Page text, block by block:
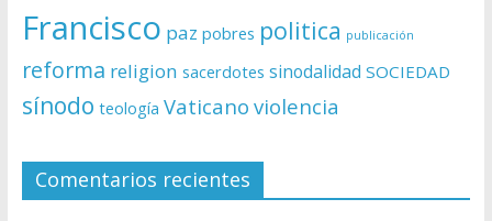
Francisco paz pobres politica publicación
reforma religion sacerdotes sinodalidad SOCIEDAD
sínodo teología Vaticano violencia
Comentarios recientes